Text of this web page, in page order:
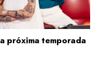
próxima temporada